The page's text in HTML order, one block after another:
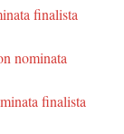
finalista
nominata
finalista